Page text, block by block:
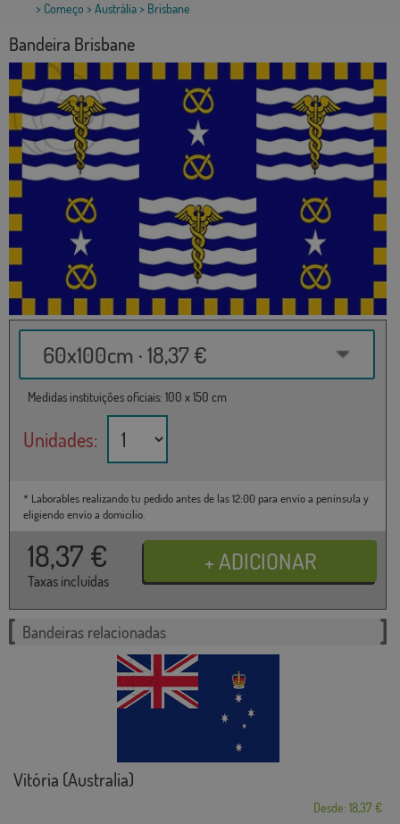
> Começo > Austrália> Brisbane
Bandeira Brisbane
60x100cm · 18,37 €
Medidas instituições oficiais: 100 x 150 cm
Unidades:
* Laborables realizando tu pedido antes de las 12:00 para envío a península y
eligiendo envío a domicilio.
18,37 €
Taxas incluídas
Bandeiras relacionadas
Vitória (Australia)
Desde: 18,37 €